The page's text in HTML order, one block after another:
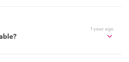
1 year ago